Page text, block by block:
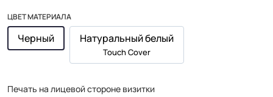
ЦВЕТ МАТЕРИАЛА
Черный Натуральный белый
Touch Cover
Печать на лицевой стороне визитки